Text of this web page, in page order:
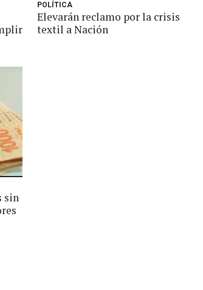
POLÍTICA
Elevarán reclamo por la crisis
textil a Nación
sin